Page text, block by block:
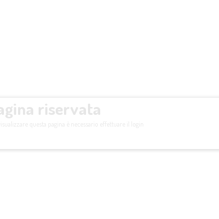
riservata
questa pagina è necessario effettuare il login